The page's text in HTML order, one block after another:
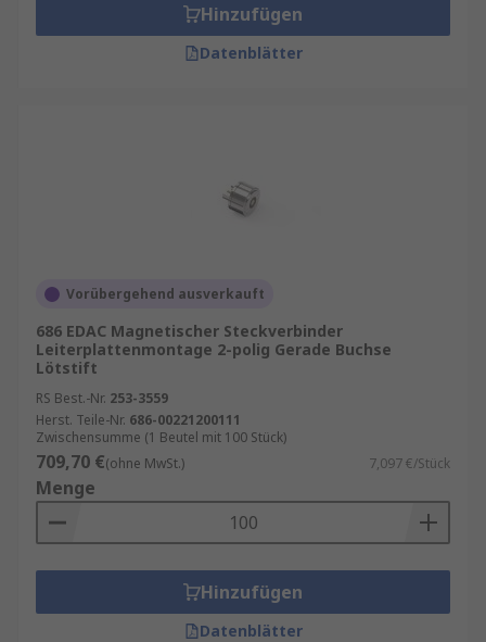
Hinzufügen
Datenblätter
Vorübergehend ausverkauft
686 EDAC Magnetischer Steckverbinder
Leiterplattenmontage 2-polig Gerade Buchse
Lötstift
RS Best.-Nr. 253-3559
Herst. Teile-Nr. 686-00221200111
Zwischensumme (1 Beutel mit 100 Stück)
709,70 €(ohne MwSt.) 7,097 €/Stück
Menge
Hinzufügen
Datenblätter